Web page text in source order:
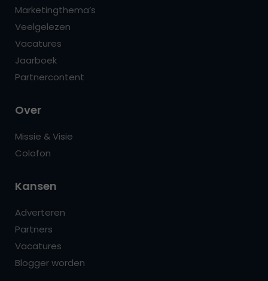
Marketingthema’s
Veelgelezen
Vacatures
Jaarboek
Partnercontent
Over
Missie & Visie
Colofon
Kansen
Adverteren
Partners
Vacatures
Blogger worden